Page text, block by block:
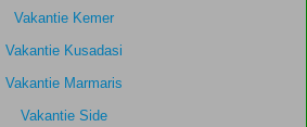
Vakantie Kemer
Vakantie Kusadasi
Vakantie Marmaris
Vakantie Side